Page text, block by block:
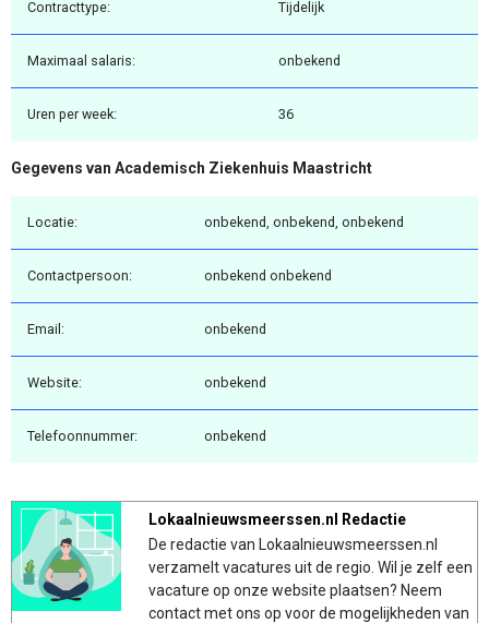
Contracttype: Tijdelijk
Maximaal salaris: onbekend
Uren per week: 36
Gegevens van Academisch Ziekenhuis Maastricht
Locatie: onbekend, onbekend, onbekend
Contactpersoon: onbekend onbekend
Email: onbekend
Website: onbekend
Telefoonnummer: onbekend
Lokaalnieuwsmeerssen.nl Redactie
De redactie van Lokaalnieuwsmeerssen.nl
verzamelt vacatures uit de regio. Wil je zelf een
vacature op onze website plaatsen? Neem
contact met ons op voor de mogelijkheden van